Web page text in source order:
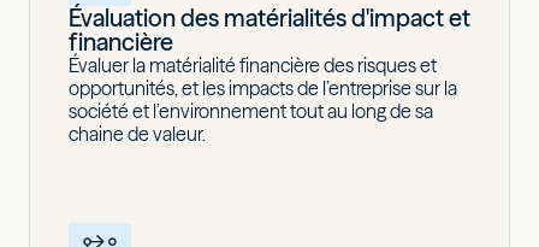
Évaluation des matérialités d'impact et
financière
Évaluer la matérialité financière des risques et
opportunités, et les impacts de l’entreprise sur la
société et l’environnement tout au long de sa
chaine de valeur.